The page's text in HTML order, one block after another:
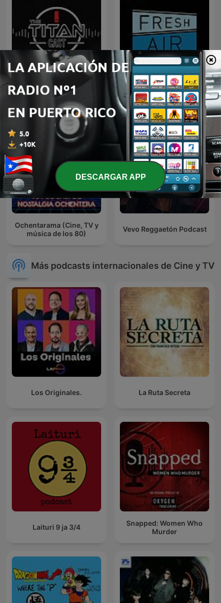
The Titan Cast Fresh Air
Ochentarama (Cine, TV y
música de los 80)
Vevo Reggaetón Podcast
Más podcasts internacionales de Cine y TV
Los Originales. La Ruta Secreta
Laituri 9 ja 3/4
Snapped: Women Who
Murder
DESCARGAR APP